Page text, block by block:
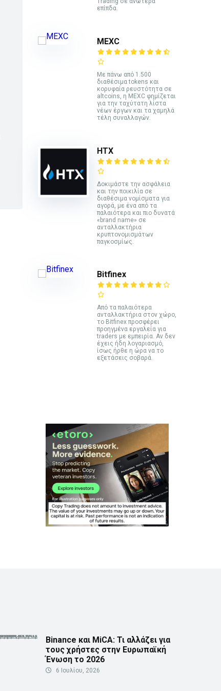
επίπδα.
MEXC
Με πάνω από 1.500
διαθέσιμα tokens και
κορυφαία ρευστότητα σε
altcoins, η MEXC φημίζεται
για την ταχύτατη λίστα
νέων έργων και τα χαμηλά
τέλη συναλλαγών.
HTX
Δοκιμάστε την ασφάλεια
και την ποικιλία σε
διαθέσιμα νομίσματα για
αγορά, με ένα από τα
παλαιότερα και πιο δυνατά
«brand name» σε
ανταλλακτήρια
κρυπτονομισμάτων
παγκοσμίως.
Bitfinex
Από τα παλαιότερα
ανταλλακτήρια στον χώρο,
το Bitfinex προσφέρει
προηγμένα εργαλεία για
traders με εμπειρία. Αν δεν
έχεις ήδη λογαριασμό,
ίσως ήρθε η ώρα να το
εξετάσεις σοβαρά.
Binance και MiCA: Τι αλλάζει για
τους χρήστες στην Ευρωπαϊκή
Ένωση το 2026
6 Ιουλίου, 2026